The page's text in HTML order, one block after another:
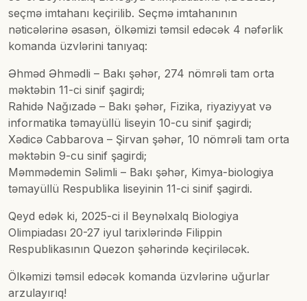
seçmə imtahanı keçirilib. Seçmə imtahanının
nəticələrinə əsasən, ölkəmizi təmsil edəcək 4 nəfərlik
komanda üzvlərini tanıyaq:
Əhməd Əhmədli – Bakı şəhər, 274 nömrəli tam orta
məktəbin 11-ci sinif şagirdi;
Rahidə Nağızadə – Bakı şəhər, Fizika, riyaziyyat və
informatika təmayüllü liseyin 10-cu sinif şagirdi;
Xədicə Cabbarova – Şirvan şəhər, 10 nömrəli tam orta
məktəbin 9-cu sinif şagirdi;
Məmmədemin Səlimli – Bakı şəhər, Kimya-biologiya
təmayüllü Respublika liseyinin 11-ci sinif şagirdi.
Qeyd edək ki, 2025-ci il Beynəlxalq Biologiya
Olimpiadası 20-27 iyul tarixlərində Filippin
Respublikasının Quezon şəhərində keçiriləcək.
Ölkəmizi təmsil edəcək komanda üzvlərinə uğurlar
arzulayırıq!